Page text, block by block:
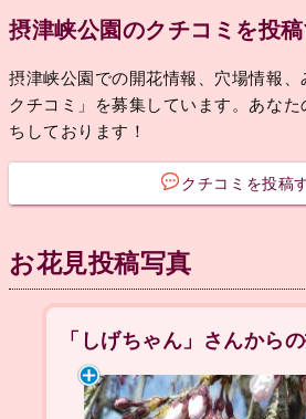
摂津峡公園のクチコミを投
摂津峡公園での開花情報、穴場情報
クチコミ」を募集しています。あなた
ちしております！
クチコミを投稿
お花見投稿写真
「しげちゃん」さんから